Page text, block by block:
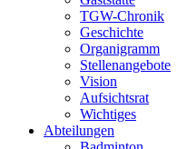
TGW-Chronik
Geschichte
Organigramm
Stellenangebote
Vision
Aufsichtsrat
Wichtiges
Abteilungen